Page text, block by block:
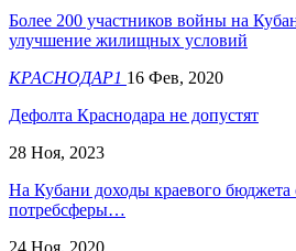
Более 200 участников войны на
улучшение жилищных условий
КРАСНОДАР1 16 Фев, 2020
Дефолта Краснодара не допустят
28 Ноя, 2023
На Кубани доходы краевого бюджета
потребсферы…
24 Ноя, 2020